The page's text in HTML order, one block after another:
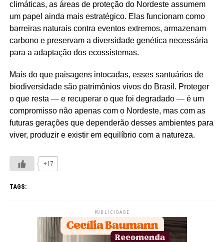
climáticas, as áreas de proteção do Nordeste assumem
um papel ainda mais estratégico. Elas funcionam como
barreiras naturais contra eventos extremos, armazenam
carbono e preservam a diversidade genética necessária
para a adaptação dos ecossistemas.
Mais do que paisagens intocadas, esses santuários de
biodiversidade são patrimônios vivos do Brasil. Proteger
o que resta — e recuperar o que foi degradado — é um
compromisso não apenas com o Nordeste, mas com as
futuras gerações que dependerão desses ambientes para
viver, produzir e existir em equilíbrio com a natureza.
+17
TAGS:
PUBLICIDADE